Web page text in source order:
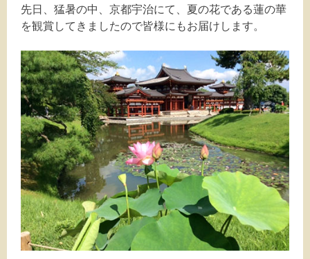
先日、猛暑の中、京都宇治にて、夏の花である蓮の華
を観賞してきましたので皆様にもお届けします。